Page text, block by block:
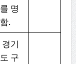
를 명
함.
경기
도 구